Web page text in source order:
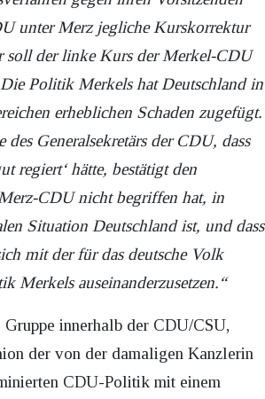
unter Merz jegliche Kurskorrektur
soll der linke Kurs der Merkel-CDU
Politik Merkels hat Deutschland in
erheblichen Schaden zugefügt.
des Generalsekretärs der CDU, dass
regiert‘ hätte, bestätigt den
CDU nicht begriffen hat, in
Situation Deutschland ist, und dass
mit der für das deutsche Volk
Merkels auseinanderzusetzen.“
innerhalb der CDU/CSU,
der von der damaligen Kanzlerin
CDU-Politik mit einem